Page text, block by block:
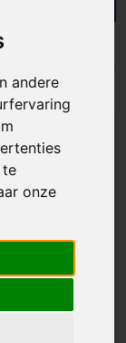
andere
te
onze
of
en jouw
aandacht